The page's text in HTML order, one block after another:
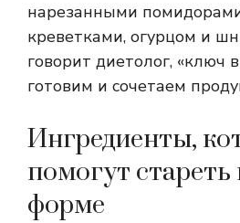
нарезанными
креветками, огурцом и
говорит диетолог, «ключ
готовим и сочетаем
Ингредиенты,
помогут
форме